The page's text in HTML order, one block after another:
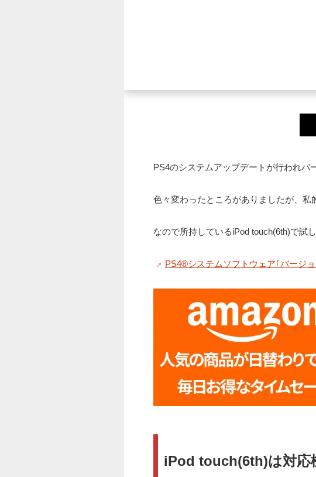
PS4のシステムアップデートが行われバ
色々変わったところがありましたが、私
なので所持しているiPod touch(6th)で試
PS4®システムソフトウェア｢バージ
iPod touch(6th)は対応